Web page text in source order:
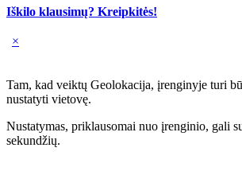
Iškilo klausimų? Kreipkitės!
×
Tam, kad veiktų Geolokacija, įrenginyje turi
nustatyti vietovę.
Nustatymas, priklausomai nuo įrenginio, gali
sekundžių.